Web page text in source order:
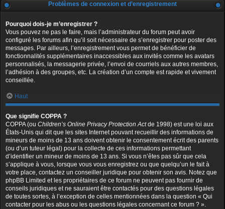
Problèmes de connexion et d’enregistrement
Pourquoi dois-je m’enregistrer ?
Vous pouvez ne pas le faire, mais l’administrateur du forum peut avoir
configuré les forums afin qu’il soit nécessaire de s’enregistrer pour poster des
messages. Par ailleurs, l’enregistrement vous permet de bénéficier de
fonctionnalités supplémentaires inaccessibles aux invités comme les avatars
personnalisés, la messagerie privée, l’envoi de courriels aux autres membres,
l’adhésion à des groupes, etc. La création d’un compte est rapide et vivement
conseillée.
Haut
Que signifie COPPA ?
COPPA (ou Children’s Online Privacy Protection Actde 1998) est une loi aux
États-Unis qui dit que les sites Internet pouvant recueillir des informations de
mineurs de moins de 13 ans doivent obtenir le consentement écrit des parents
(ou d’un tuteur légal) pour la collecte de ces informations permettant
d’identifier un mineur de moins de 13 ans. Si vous n’êtes pas sûr que cela
s’applique à vous, lorsque vous vous enregistrez ou que quelqu’un le fait à
votre place, contactez un conseiller juridique pour obtenir son avis. Notez que
phpBB Limited et les propriétaires de ce forum ne peuvent pas fournir de
conseils juridiques et ne sauraient être contactés pour des questions légales
de toutes sortes, à l’exception de celles mentionnées dans la question « Qui
contacter pour les abus ou les questions légales concernant ce forum ? ».